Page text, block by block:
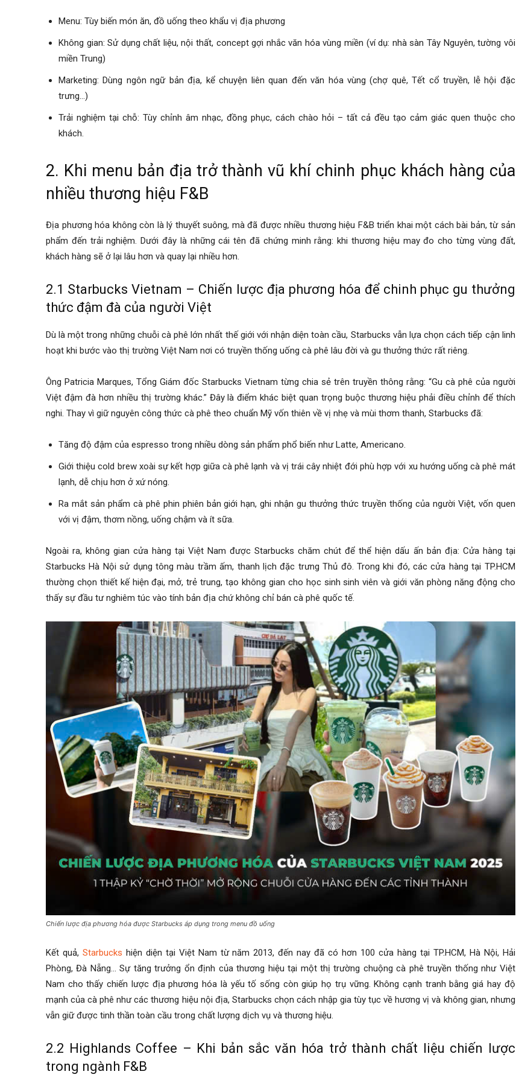
Menu: Tùy biến món ăn, đồ uống theo khẩu vị địa phương
Không gian: Sử dụng chất liệu, nội thất, concept gợi nhắc văn hóa vùng miền (ví dụ: nhà sàn Tây Nguyên, tường vôi
miền Trung)
Marketing: Dùng ngôn ngữ bản địa, kể chuyện liên quan đến văn hóa vùng (chợ quê, Tết cổ truyền, lễ hội đặc
trưng…)
Trải nghiệm tại chỗ: Tùy chỉnh âm nhạc, đồng phục, cách chào hỏi – tất cả đều tạo cảm giác quen thuộc cho
khách.
2. Khi menu bản địa trở thành vũ khí chinh phục khách hàng của
nhiều thương hiệu F&B
Địa phương hóa không còn là lý thuyết suông, mà đã được nhiều thương hiệu F&B triển khai một cách bài bản, từ sản
phẩm đến trải nghiệm. Dưới đây là những cái tên đã chứng minh rằng: khi thương hiệu may đo cho từng vùng đất,
khách hàng sẽ ở lại lâu hơn và quay lại nhiều hơn.
2.1 Starbucks Vietnam – Chiến lược địa phương hóa để chinh phục gu thưởng
thức đậm đà của người Việt
Dù là một trong những chuỗi cà phê lớn nhất thế giới với nhận diện toàn cầu, Starbucks vẫn lựa chọn cách tiếp cận linh
hoạt khi bước vào thị trường Việt Nam nơi có truyền thống uống cà phê lâu đời và gu thưởng thức rất riêng.
Ông Patricia Marques, Tổng Giám đốc Starbucks Vietnam từng chia sẻ trên truyền thông rằng: “Gu cà phê của người
Việt đậm đà hơn nhiều thị trường khác.” Đây là điểm khác biệt quan trọng buộc thương hiệu phải điều chỉnh để thích
nghi. Thay vì giữ nguyên công thức cà phê theo chuẩn Mỹ vốn thiên về vị nhẹ và mùi thơm thanh, Starbucks đã:
Tăng độ đậm của espresso trong nhiều dòng sản phẩm phổ biến như Latte, Americano.
Giới thiệu cold brew xoài sự kết hợp giữa cà phê lạnh và vị trái cây nhiệt đới phù hợp với xu hướng uống cà phê mát
lạnh, dễ chịu hơn ở xứ nóng.
Ra mắt sản phẩm cà phê phin phiên bản giới hạn, ghi nhận gu thưởng thức truyền thống của người Việt, vốn quen
với vị đậm, thơm nồng, uống chậm và ít sữa.
Ngoài ra, không gian cửa hàng tại Việt Nam được Starbucks chăm chút để thể hiện dấu ấn bản địa: Cửa hàng tại
Starbucks Hà Nội sử dụng tông màu trầm ấm, thanh lịch đặc trưng Thủ đô. Trong khi đó, các cửa hàng tại TP.HCM
thường chọn thiết kế hiện đại, mở, trẻ trung, tạo không gian cho học sinh sinh viên và giới văn phòng năng động cho
thấy sự đầu tư nghiêm túc vào tính bản địa chứ không chỉ bán cà phê quốc tế.
Chiến lược địa phương hóa được Starbucks áp dụng trong menu đồ uống
Kết quả, Starbucks hiện diện tại Việt Nam từ năm 2013, đến nay đã có hơn 100 cửa hàng tại TP.HCM, Hà Nội, Hải
Phòng, Đà Nẵng… Sự tăng trưởng ổn định của thương hiệu tại một thị trường chuộng cà phê truyền thống như Việt
Nam cho thấy chiến lược địa phương hóa là yếu tố sống còn giúp họ trụ vững. Không cạnh tranh bằng giá hay độ
mạnh của cà phê như các thương hiệu nội địa, Starbucks chọn cách nhập gia tùy tục về hương vị và không gian, nhưng
vẫn giữ được tinh thần toàn cầu trong chất lượng dịch vụ và thương hiệu.
2.2 Highlands Coffee – Khi bản sắc văn hóa trở thành chất liệu chiến lược
trong ngành F&B